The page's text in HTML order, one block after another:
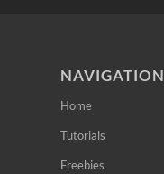
NAVIGATION
Home
Tutorials
Freebies